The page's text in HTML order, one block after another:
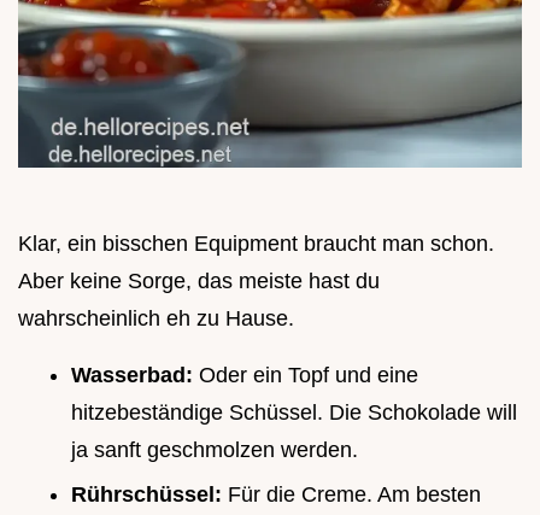
Klar, ein bisschen Equipment braucht man schon.
Aber keine Sorge, das meiste hast du
wahrscheinlich eh zu Hause.
Wasserbad: Oder ein Topf und eine
hitzebeständige Schüssel. Die Schokolade will
ja sanft geschmolzen werden.
Rührschüssel: Für die Creme. Am besten